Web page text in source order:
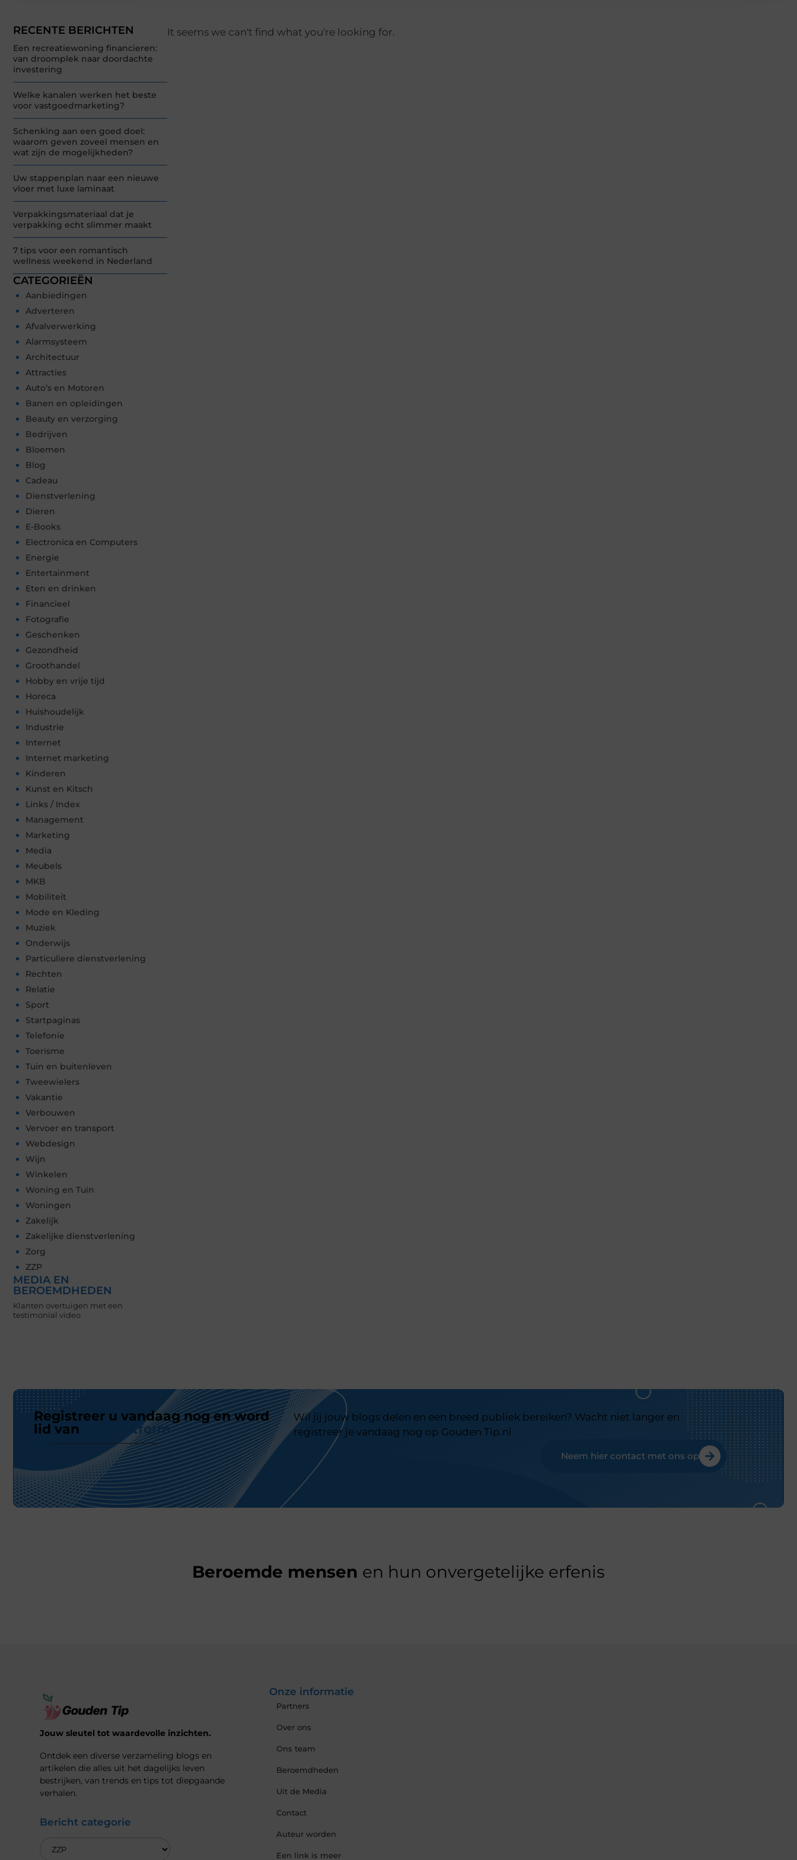
RECENTE BERICHTEN
Een recreatiewoning financieren:
van droomplek naar doordachte
investering
Welke kanalen werken het beste
voor vastgoedmarketing?
Schenking aan een goed doel:
waarom geven zoveel mensen en
wat zijn de mogelijkheden?
Uw stappenplan naar een nieuwe
vloer met luxe laminaat
Verpakkingsmateriaal dat je
verpakking echt slimmer maakt
7 tips voor een romantisch
wellness weekend in Nederland
CATEGORIEËN
Aanbiedingen
Adverteren
Afvalverwerking
Alarmsysteem
Architectuur
Attracties
Auto’s en Motoren
Banen en opleidingen
Beauty en verzorging
Bedrijven
Bloemen
Blog
Cadeau
Dienstverlening
Dieren
E-Books
Electronica en Computers
Energie
Entertainment
Eten en drinken
Financieel
Fotografie
Geschenken
Gezondheid
Groothandel
Hobby en vrije tijd
Horeca
Huishoudelijk
Industrie
Internet
Internet marketing
Kinderen
Kunst en Kitsch
Links / Index
Management
Marketing
Media
Meubels
MKB
Mobiliteit
Mode en Kleding
Muziek
Onderwijs
Particuliere dienstverlening
Rechten
Relatie
Sport
Startpaginas
Telefonie
Toerisme
Tuin en buitenleven
Tweewielers
Vakantie
Verbouwen
Vervoer en transport
Webdesign
Wijn
Winkelen
Woning en Tuin
Woningen
Zakelijk
Zakelijke dienstverlening
Zorg
ZZP
MEDIA EN
BEROEMDHEDEN
Klanten overtuigen met een
testimonial video
It seems we can't find what you're looking for.
Registreer u vandaag nog en word
lid van
ons platform
Wil jij jouw blogs delen en een breed publiek bereiken? Wacht niet langer en
registreer je vandaag nog op Gouden Tip.nl
Neem hier contact met ons op
Beroemde mensen en hun onvergetelijke erfenis
Jouw sleutel tot waardevolle inzichten.
Ontdek een diverse verzameling blogs en
artikelen die alles uit het dagelijks leven
bestrijken, van trends en tips tot diepgaande
verhalen.
Bericht categorie
Onze informatie
Partners
Over ons
Ons team
Beroemdheden
Uit de Media
Contact
Auteur worden
Een link is meer